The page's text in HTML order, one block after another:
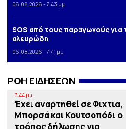
06.08.2026 - 7:43 μμ
SOS από τους παραγωγούς
αλευρώδη
06.08.2026 - 7:41 μμ
ΡΟΗ ΕΙΔΗΣΕΩΝ
7:44 μμ
Έχει αναρτηθεί σε Φιχτια,
Μπορσά και Κουτσοπόδι ο
τρόπος δήλωσης για